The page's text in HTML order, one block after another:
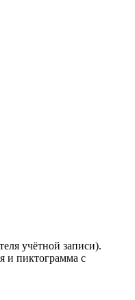
учётной записи).
и пиктограмма с